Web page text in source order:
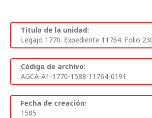
Titulo de la unidad:
Legajo 1770. Expediente 11764. Folio
Código de archivo:
AGCA-A1-1770-1588-11764-0191
Fecha de creación:
1585